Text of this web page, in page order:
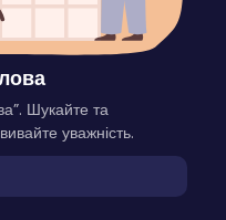
Шукайте та
уважність.